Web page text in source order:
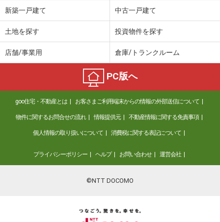
新築一戸建て 中古一戸建て
土地を探す 投資物件を探す
店舗/事業用 倉庫/トランクルーム
PC版へ
goo住宅・不動産とは お客さまご利用端末からの情報の外部送信について
物件に関するお問合せの流れ 情報提供元 不動産情報に関する免責事項
個人情報の取り扱いについて 消費税に関する表記について
プライバシーポリシー ヘルプ お問い合わせ 運営会社
©NTT DOCOMO